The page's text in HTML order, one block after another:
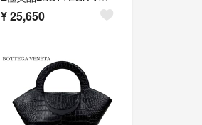
¥25,650